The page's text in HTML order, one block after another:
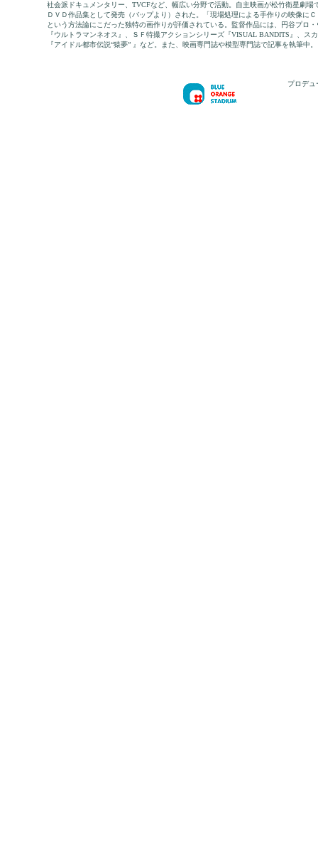
社会派ドキュメンタリー、TVCFなど、幅広い分野で活動。自主映画が松竹衛星劇場
ＤＶＤ作品集として発売（バップより）された。「現場処理による手作りの映像に
という方法論にこだった独特の画作りが評価されている。監督作品には、円谷プロ
『ウルトラマンネオス』、ＳＦ特撮アクションシリーズ『VISUAL BANDITS』、ス
『アイドル都市伝説“猿夢” 』など。また、映画専門誌や模型専門誌で記事を執筆中。
プロデュ